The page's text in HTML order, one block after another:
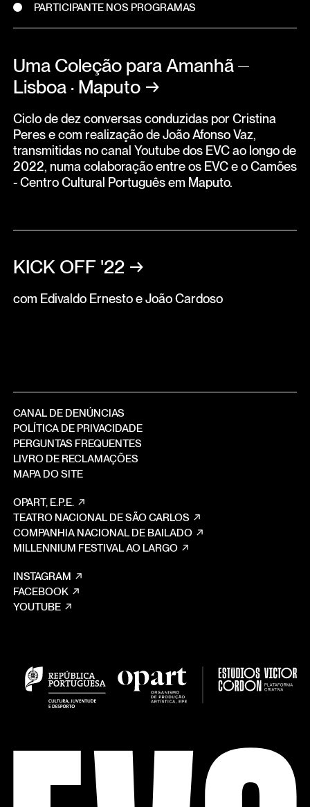
PARTICIPANTE NOS PROGRAMAS
Uma Coleção para Amanhã ⏤
Lisboa · Maputo →
Ciclo de dez conversas conduzidas por Cristina
Peres e com realização de João Afonso Vaz,
transmitidas no canal Youtube dos EVC ao longo de
2022, numa colaboração entre os EVC e o Camões
- Centro Cultural Português em Maputo.
KICK OFF '22 →
com Edivaldo Ernesto e João Cardoso
CANAL DE DENÚNCIAS
POLÍTICA DE PRIVACIDADE
PERGUNTAS FREQUENTES
LIVRO DE RECLAMAÇÕES
MAPA DO SITE
OPART, E.P.E.
TEATRO NACIONAL DE SÃO CARLOS
COMPANHIA NACIONAL DE BAILADO
MILLENNIUM FESTIVAL AO LARGO
INSTAGRAM
FACEBOOK
YOUTUBE